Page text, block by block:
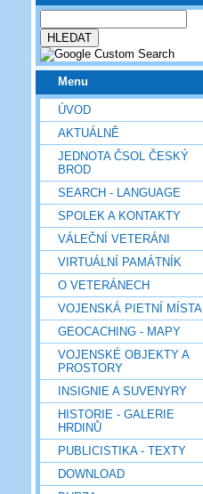
Menu
ÚVOD
AKTUÁLNĚ
JEDNOTA ČSOL ČESKÝ
BROD
SEARCH - LANGUAGE
SPOLEK A KONTAKTY
VÁLEČNÍ VETERÁNI
VIRTUÁLNÍ PAMÁTNÍK
O VETERÁNECH
VOJENSKÁ PIETNÍ MÍSTA
GEOCACHING - MAPY
VOJENSKÉ OBJEKTY A
PROSTORY
INSIGNIE A SUVENYRY
HISTORIE - GALERIE
HRDINŮ
PUBLICISTIKA - TEXTY
DOWNLOAD